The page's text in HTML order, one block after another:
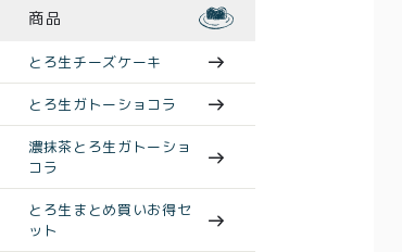
商品
とろ生チーズケーキ
とろ生ガトーショコラ
濃抹茶とろ生ガトーショ
コラ
とろ生まとめ買いお得セ
ット